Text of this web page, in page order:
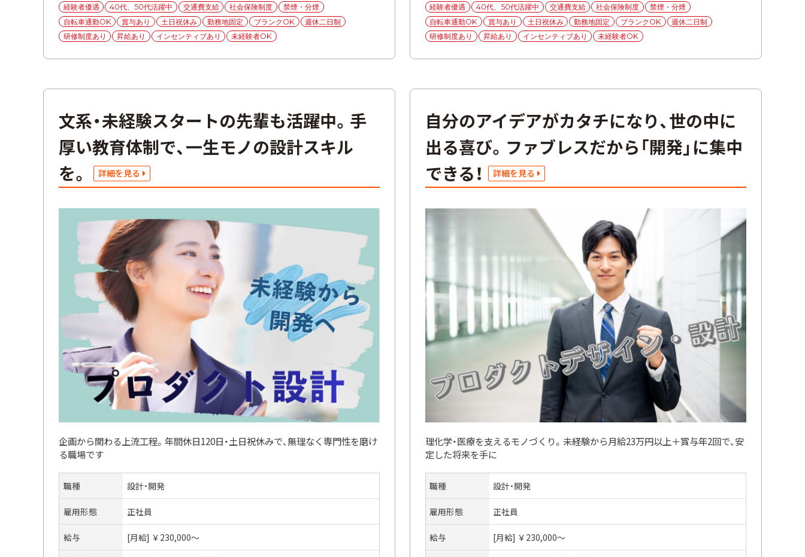
ゴ
リ
ー
タ
グ
経験者優遇 40代、50代活躍中 交通費支給 社会保険制度
禁煙・分煙
自転車通勤OK
賞与あり 土日祝休み 勤務地固定 ブランクOK
週休二日制
研修制度あり
昇給あり インセンティブあり 未経験者OK
ゴ
リ
ー
タ
グ
経験者優遇 40代、50代活躍中 交通費支給 社会保険制度
禁煙・分煙
自転車通勤OK
賞与あり 土日祝休み 勤務地固定 ブランクOK
週休二日制
研修制度あり
昇給あり インセンティブあり 未経験者OK
文系・未経験スタートの先輩も活躍中。手
厚い教育体制で、一生モノの設計スキル
を。
詳細を見る
企画から関わる上流工程。年間休日120日・土日祝休みで、無理なく専門性を磨け
る職場です
職種 設計・開発
雇用形態 正社員
給与 [月給] ￥230,000〜
自分のアイデアがカタチになり、世の中に
出る喜び。ファブレスだから「開発」に集中
できる！
詳細を見る
理化学・医療を支えるモノづくり。未経験から月給23万円以上＋賞与年2回で、安
定した将来を手に
職種 設計・開発
雇用形態 正社員
給与 [月給] ￥230,000〜